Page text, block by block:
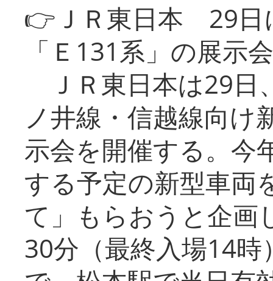
👉ＪＲ東日本 29日
「Ｅ131系」の展示会
ＪＲ東日本は29日
ノ井線・信越線向け
示会を開催する。今
する予定の新型車両
て」もらおうと企画
30分（最終入場14